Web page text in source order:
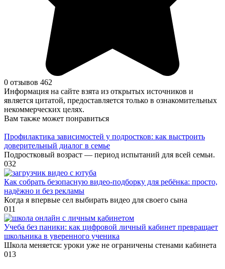
0 отзывов 462
Информация на сайте взята из открытых источников и
является цитатой, предоставляется только в ознакомительных
некоммерческих целях.
Вам также может понравиться
Профилактика зависимостей у подростков: как выстроить
доверительный диалог в семье
Подростковый возраст — период испытаний для всей семьи.
032
Как собрать безопасную видео‑подборку для ребёнка: просто,
надёжно и без рекламы
Когда я впервые сел выбирать видео для своего сына
011
Учеба без паники: как цифровой личный кабинет превращает
школьника в уверенного ученика
Школа меняется: уроки уже не ограничены стенами кабинета
013